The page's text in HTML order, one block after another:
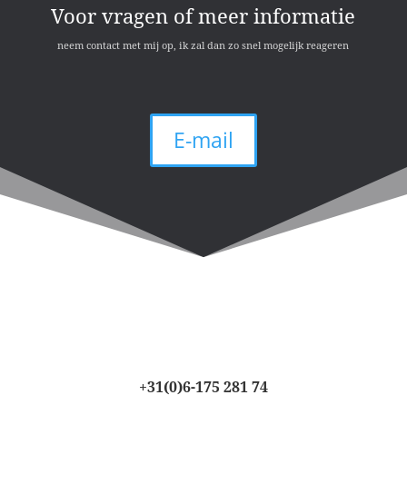
Voor vragen of meer informatie
neem contact met mij op, ik zal dan zo snel mogelijk reageren
E-mail
+31(0)6-175 281 74